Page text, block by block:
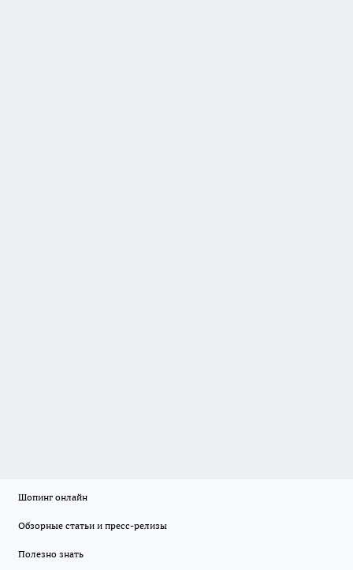
Шопинг онлайн
Обзорные статьи и пресс-релизы
Полезно знать